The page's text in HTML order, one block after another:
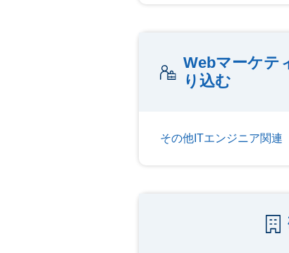
Webマーケテ
り込む
その他ITエンジニア関連